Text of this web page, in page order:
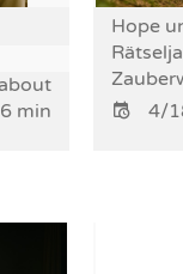
min
Hope
4/